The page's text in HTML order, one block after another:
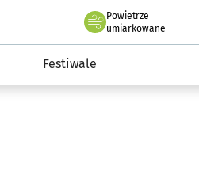
Powietrze
we Wrocławiu
umiarkowane
Festiwale